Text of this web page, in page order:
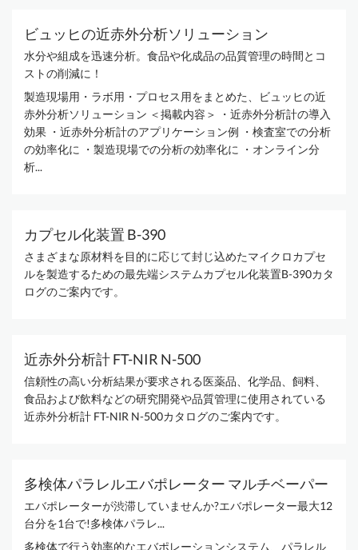
ビュッヒの近赤外分析ソリューション
水分や組成を迅速分析。食品や化成品の品質管理の時間とコ
ストの削減に！
製造現場用・ラボ用・プロセス用をまとめた、ビュッヒの近
赤外分析ソリューション ＜掲載内容＞ ・近赤外分析計の導入
効果 ・近赤外分析計のアプリケーション例 ・検査室での分析
の効率化に ・製造現場での分析の効率化に ・オンライン分
析...
カプセル化装置 B-390
さまざまな原材料を目的に応じて封じ込めたマイクロカプセ
ルを製造するための最先端システムカプセル化装置B-390カタ
ログのご案内です。
近赤外分析計 FT-NIR N-500
信頼性の高い分析結果が要求される医薬品、化学品、飼料、
食品および飲料などの研究開発や品質管理に使用されている
近赤外分析計 FT-NIR N-500カタログのご案内です。
多検体パラレルエバポレーター マルチベーパー
エバポレーターが渋滞していませんか?エバポレーター最大12
台分を1台で!多検体パラレ...
多検体で行う効率的なエバポレーションシステム、パラレル